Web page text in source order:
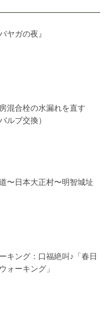
ヤガの夜』
混合栓の水漏れを直す
ルブ交換）
〜日本大正村〜明智城址
キング：口福絶叫♪「春日
ォーキング」